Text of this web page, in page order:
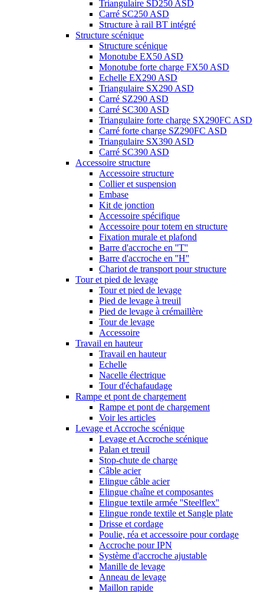
Triangulaire SD250 ASD
Carré SC250 ASD
Structure à rail BT intégré
Structure scénique
Structure scénique
Monotube EX50 ASD
Monotube forte charge FX50 ASD
Echelle EX290 ASD
Triangulaire SX290 ASD
Carré SZ290 ASD
Carré SC300 ASD
Triangulaire forte charge SX290FC ASD
Carré forte charge SZ290FC ASD
Triangulaire SX390 ASD
Carré SC390 ASD
Accessoire structure
Accessoire structure
Collier et suspension
Embase
Kit de jonction
Accessoire spécifique
Accessoire pour totem en structure
Fixation murale et plafond
Barre d'accroche en ''T''
Barre d'accroche en ''H''
Chariot de transport pour structure
Tour et pied de levage
Tour et pied de levage
Pied de levage à treuil
Pied de levage à crémaillère
Tour de levage
Accessoire
Travail en hauteur
Travail en hauteur
Echelle
Nacelle électrique
Tour d'échafaudage
Rampe et pont de chargement
Rampe et pont de chargement
Voir les articles
Levage et Accroche scénique
Levage et Accroche scénique
Palan et treuil
Stop-chute de charge
Câble acier
Elingue câble acier
Elingue chaîne et composantes
Elingue textile armée ''Steelflex''
Elingue ronde textile et Sangle plate
Drisse et cordage
Poulie, réa et accessoire pour cordage
Accroche pour IPN
Système d'accroche ajustable
Manille de levage
Anneau de levage
Maillon rapide